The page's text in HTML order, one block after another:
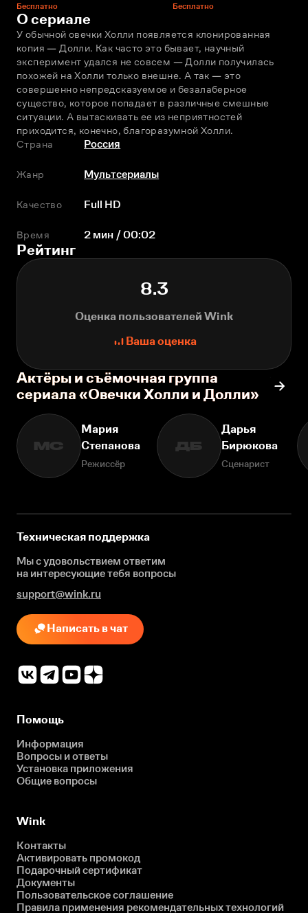
Бесплатно Бесплатно
О сериале
У обычной овечки Холли появляется клонированная
копия — Долли. Как часто это бывает, научный
эксперимент удался не совсем — Долли получилась
похожей на Холли только внешне. А так — это
совершенно непредсказуемое и безалаберное
существо, которое попадает в различные смешные
ситуации. А вытаскивать ее из неприятностей
приходится, конечно, благоразумной Холли.
Страна
Россия
Жанр Мультсериалы
Качество Full HD
Время 2 мин / 00:02
Рейтинг
8.3
Оценка пользователей Wink
Ваша оценка
Актёры и съёмочная группа
сериала «Овечки Холли и Долли»
МС
Мария
Степанова
Режиссёр
ДБ
Дарья
Бирюкова
Сценарист
Техническая поддержка
Мы с удовольствием ответим
на интересующиетебя вопросы
support@wink.ru
Написать в чат
Помощь
Информация
Вопросы и ответы
Установка приложения
Общие вопросы
Wink
Контакты
Активировать промокод
Подарочный сертификат
Документы
Пользовательское соглашение
Правила применения рекомендательных технологий